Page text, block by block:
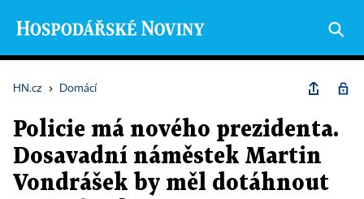
HN.cz › Domácí
Policie má nového prezidenta.
Dosavadní náměstek Martin
Vondrášek by měl dotáhnout